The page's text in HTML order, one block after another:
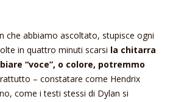
che abbiamo ascoltato, stupisce ogni
in quattro minuti scarsi la chitarra
“voce”, o colore, potremmo
– constatare come Hendrix
come i testi stessi di Dylan si